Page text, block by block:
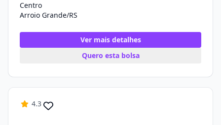
Centro
Arroio Grande/RS
Ver mais detalhes
Quero esta bolsa
4.3